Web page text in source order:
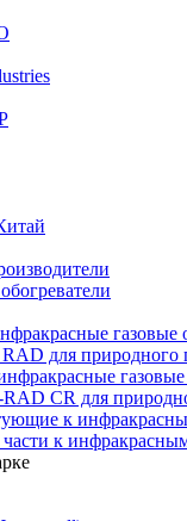
газовые
для природного
газовые
CR для
к
к